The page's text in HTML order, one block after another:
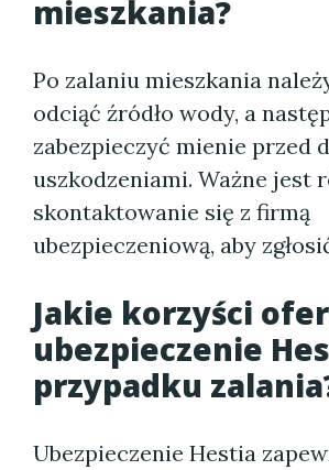
mieszkania?
Po zalaniu mieszkania
odciąć źródło wody, a
zabezpieczyć mienie przed
uszkodzeniami. Ważne jest
skontaktowanie się z firmą
ubezpieczeniową, aby
Jakie korzyści
ubezpieczenie
przypadku
Ubezpieczenie Hestia